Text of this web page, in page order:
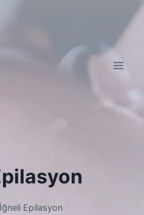
İğneli Epilasyon